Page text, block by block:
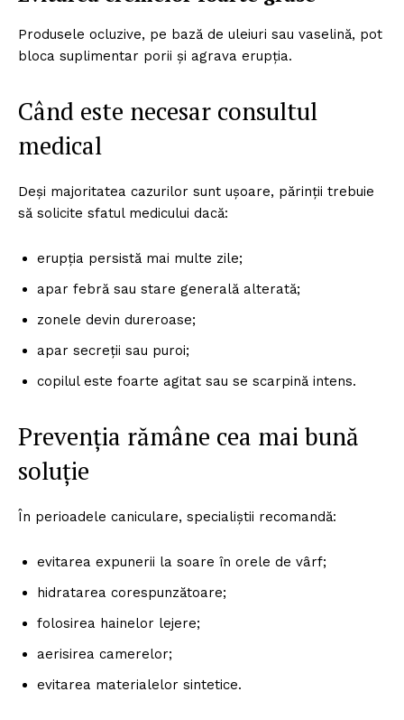
Produsele ocluzive, pe bază de uleiuri sau vaselină, pot
bloca suplimentar porii și agrava erupția.
Când este necesar consultul
medical
Deși majoritatea cazurilor sunt ușoare, părinții trebuie
să solicite sfatul medicului dacă:
erupția persistă mai multe zile;
apar febră sau stare generală alterată;
zonele devin dureroase;
apar secreții sau puroi;
copilul este foarte agitat sau se scarpină intens.
Prevenția rămâne cea mai bună
soluție
În perioadele caniculare, specialiștii recomandă:
evitarea expunerii la soare în orele de vârf;
hidratarea corespunzătoare;
folosirea hainelor lejere;
aerisirea camerelor;
evitarea materialelor sintetice.